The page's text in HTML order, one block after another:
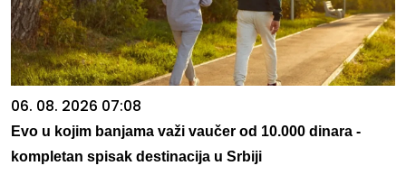
06. 08. 2026 07:08
Evo u kojim banjama važi vaučer od 10.000 dinara -
kompletan spisak destinacija u Srbiji